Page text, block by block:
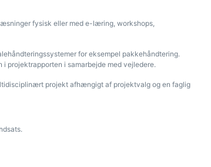
fysisk eller med e-læring, workshops,
for eksempel pakkehåndtering.
projektrapporten i samarbejde med vejledere.
projekt afhængigt af projektvalg og en faglig